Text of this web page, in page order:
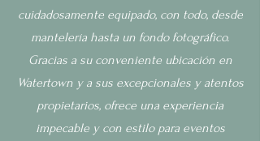
cuidadosamente equipado, con todo, desde
mantelería hasta un fondo fotográfico.
Gracias a su conveniente ubicación en
Watertown y a sus excepcionales y atentos
propietarios, ofrece una experiencia
impecable y con estilo para eventos